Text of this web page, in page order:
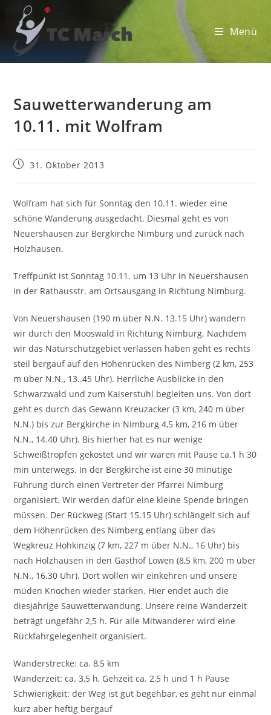
Inhalt
springen
Menü
Sauwetterwanderung am
10.11. mit Wolfram
Beitrag31. Oktober 2013
Wolfram hat sich für Sonntag den 10.11. wieder eine
schöne Wanderung ausgedacht. Diesmal geht es von
Neuershausen zur Bergkirche Nimburg und zurück nach
Holzhausen.
Treffpunkt ist Sonntag 10.11. um 13 Uhr in Neuershausen
in der Rathausstr. am Ortsausgang in Richtung Nimburg.
Von Neuershausen (190 m über N.N. 13.15 Uhr) wandern
wir durch den Mooswald in Richtung Nimburg. Nachdem
wir das Naturschutzgebiet verlassen haben geht es rechts
steil bergauf auf den Höhenrücken des Nimberg (2 km, 253
m über N.N., 13..45 Uhr). Herrliche Ausblicke in den
Schwarzwald und zum Kaiserstuhl begleiten uns. Von dort
geht es durch das Gewann Kreuzacker (3 km, 240 m über
N.N.) bis zur Bergkirche in Nimburg 4,5 km, 216 m über
N.N., 14.40 Uhr). Bis hierher hat es nur wenige
Schweißtropfen gekostet und wir waren mit Pause ca.1 h 30
min unterwegs. In der Bergkirche ist eine 30 minütige
Führung durch einen Vertreter der Pfarrei Nimburg
organisiert. Wir werden dafür eine kleine Spende bringen
müssen. Der Rückweg (Start 15.15 Uhr) schlängelt sich auf
dem Höhenrücken des Nimberg entlang über das
Wegkreuz Hohkinzig (7 km, 227 m über N.N., 16 Uhr) bis
nach Holzhausen in den Gasthof Löwen (8,5 km, 200 m über
N.N., 16.30 Uhr). Dort wollen wir einkehren und unsere
müden Knochen wieder stärken. Hier endet auch die
diesjährige Sauwetterwandung. Unsere reine Wanderzeit
beträgt ungefähr 2,5 h. Für alle Mitwanderer wird eine
Rückfahrgelegenheit organisiert.
Wanderstrecke: ca. 8,5 km
Wanderzeit: ca. 3,5 h, Gehzeit ca. 2,5 h und 1 h Pause
Schwierigkeit: der Weg ist gut begehbar, es geht nur einmal
kurz aber heftig bergauf